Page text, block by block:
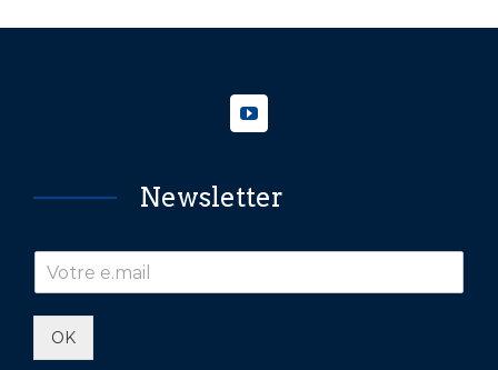
Newsletter
OK